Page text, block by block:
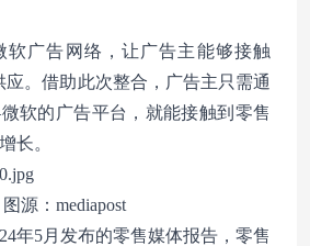
软广告网络，让广告主能够接触
应。借助此次整合，广告主只需通
软的广告平台，就能接触到零售
长。
图源：mediapost
年5月发布的零售媒体报告，零售